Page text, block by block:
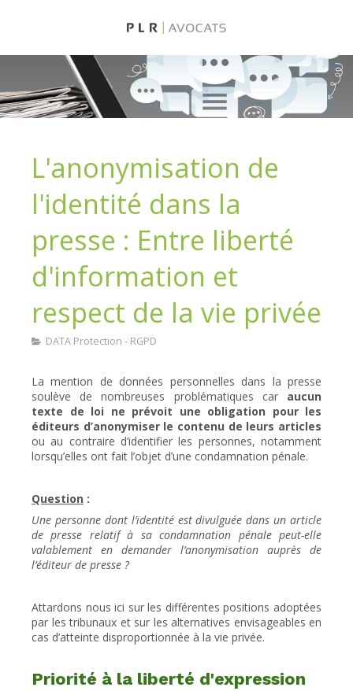
L'anonymisation de
l'identité dans la
presse : Entre liberté
d'information et
respect de la vie privée
DATA Protection - RGPD
La mention de données personnelles dans la presse
soulève de nombreuses problématiques car aucun
texte de loi ne prévoit une obligation pour les
éditeurs d’anonymiser le contenu de leurs articles
ou au contraire d’identifier les personnes, notamment
lorsqu’elles ont fait l’objet d’une condamnation pénale.
Question :
Une personne dont l’identité est divulguée dans un article
de presse relatif à sa condamnation pénale peut-elle
valablement en demander l’anonymisation auprès de
l’éditeur de presse ?
Attardons nous ici sur les différentes positions adoptées
par les tribunaux et sur les alternatives envisageables en
cas d’atteinte disproportionnée à la vie privée.
Priorité à la liberté d'expression